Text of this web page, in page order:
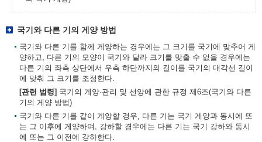
국기와 다른 기의 게양 방법
국기와 다른 기를 함께 게양하는 경우에는 그 크기를 국기에 맞추어 게
양하고, 다른 기의 모양이 국기와 달라 크기를 맞출 수 없을 경우에는
다른 기의 좌측 상단에서 우측 하단까지의 길이를 국기의 대각선 길이
에 맞춰 그 크기를 조정한다.
[관련 법령] 국기의 게양·관리 및 선양에 관한 규정 제6조(국기와 다른
기의 게양 방법)
국기와 다른 기를 같이 게양할 경우, 다른 기는 국기 게양과 동시에 또
는 그 이후에 게양하며, 강하할 경우에는 다른 기는 국기 강하와 동시
에 또는 그 이전에 강하한다.